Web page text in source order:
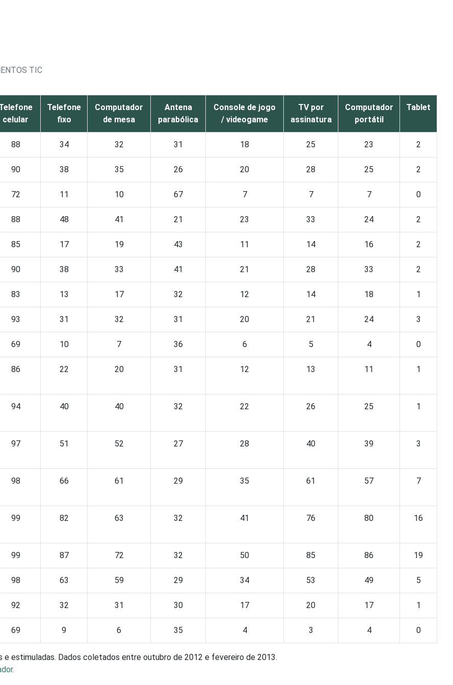
TIC
celular
Telefone
fixo
Computador
de mesa
Antena
parabólica
Console de jogo
/ videogame
TV por
assinatura
Computador
portátil
Tablet
88 34 32 31 18 25 23 2
90 38 35 26 20 28 25 2
72 11 10 67 7 7 7 0
88 48 41 21 23 33 24 2
85 17 19 43 11 14 16 2
90 38 33 41 21 28 33 2
83 13 17 32 12 14 18 1
93 31 32 31 20 21 24 3
69 10 7 36 6 5 4 0
86 22 20 31 12 13 11 1
94 40 40 32 22 26 25 1
97 51 52 27 28 40 39 3
98 66 61 29 35 61 57 7
99 82 63 32 41 76 80 16
99 87 72 32 50 85 86 19
98 63 59 29 34 53 49 5
92 32 31 30 17 20 17 1
69 9 6 35 4 3 4 0
estimuladas. Dados coletados entre outubro de 2012 e fevereiro de 2013.